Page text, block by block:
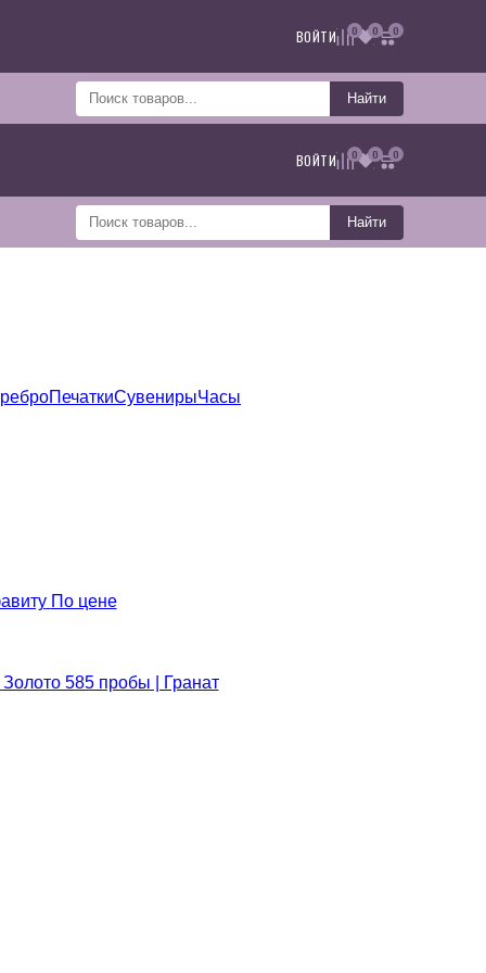
ВОЙТИ 0 0 0
Найти
ВОЙТИ 0 0 0
Найти
ПечаткиСувенирыЧасы
По цене
585 пробы | Гранат